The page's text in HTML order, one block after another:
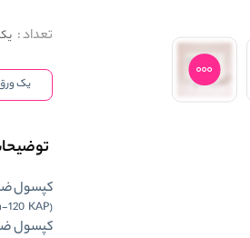
تعداد: یک
یک ورق (30
کپسول ضد
(Priorin®kapseln-120 KAP)